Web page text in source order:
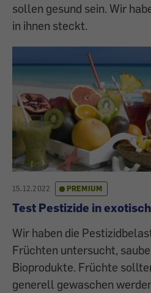
sollen gesund sein. Wir
in ihnen steckt.
15.12.2022 PREMIUM
Test Pestizide in
Wir haben die
Früchten untersucht,
Bioprodukte. Früchte
generell gewaschen